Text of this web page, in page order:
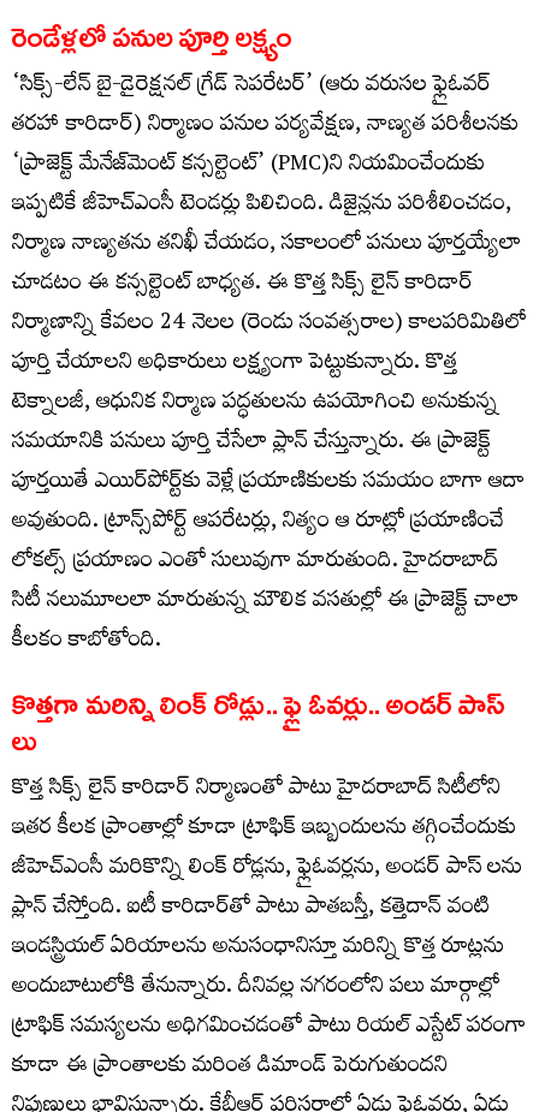
రెండేళ్లలో పనుల పూర్తి లక్ష్యం
‘సిక్స్-లేన్ బై-డైరెక్షనల్ గ్రేడ్ సెపరేటర్’ (ఆరు వరుసల ఫ్లైఓవర్
తరహా కారిడార్) నిర్మాణం పనుల పర్యవేక్షణ, నాణ్యత పరిశీలనకు
‘ప్రాజెక్ట్ మేనేజ్‌మెంట్ కన్సల్టెంట్’ (PMC)ని నియమించేందుకు
ఇప్పటికే జీహెచ్ఎంసీ టెండర్లు పిలిచింది. డిజైన్లను పరిశీలించడం,
నిర్మాణ నాణ్యతను తనిఖీ చేయడం, సకాలంలో పనులు పూర్తయ్యేలా
చూడటం ఈ కన్సల్టెంట్ బాధ్యత. ఈ కొత్త సిక్స్ లైన్ కారిడార్
నిర్మాణాన్ని కేవలం 24 నెలల (రెండు సంవత్సరాల) కాలపరిమితిలో
పూర్తి చేయాలని అధికారులు లక్ష్యంగా పెట్టుకున్నారు. కొత్త
టెక్నాలజీ, ఆధునిక నిర్మాణ పద్ధతులను ఉపయోగించి అనుకున్న
సమయానికి పనులు పూర్తి చేసేలా ప్లాన్ చేస్తున్నారు. ఈ ప్రాజెక్ట్
పూర్తయితే ఎయిర్‌పోర్ట్‌కు వెళ్లే ప్రయాణికులకు సమయం బాగా ఆదా
అవుతుంది. ట్రాన్స్‌పోర్ట్ ఆపరేటర్లు, నిత్యం ఆ రూట్లో ప్రయాణించే
లోకల్స్ ప్రయాణం ఎంతో సులువుగా మారుతుంది. హైదరాబాద్
సిటీ నలుమూలలా మారుతున్న మౌలిక వసతుల్లో ఈ ప్రాజెక్ట్ చాలా
కీలకం కాబోతోంది.
కొత్తగా మరిన్ని లింక్ రోడ్లు.. ఫ్లై ఓవర్లు.. అండర్ పాస్
లు
కొత్త సిక్స్ లైన్ కారిడార్ నిర్మాణంతో పాటు హైదరాబాద్ సిటీలోని
ఇతర కీలక ప్రాంతాల్లో కూడా ట్రాఫిక్ ఇబ్బందులను తగ్గించేందుకు
జీహెచ్ఎంసీ మరికొన్ని లింక్ రోడ్లను, ఫ్లైఓవర్లను, అండర్ పాస్ లను
ప్లాన్ చేస్తోంది. ఐటీ కారిడార్‌తో పాటు పాతబస్తీ, కత్తెదాన్ వంటి
ఇండస్ట్రియల్ ఏరియాలను అనుసంధానిస్తూ మరిన్ని కొత్త రూట్లను
అందుబాటులోకి తేనున్నారు. దీనివల్ల నగరంలోని పలు మార్గాల్లో
ట్రాఫిక్ సమస్యలను అధిగమించడంతో పాటు రియల్ ఎస్టేట్ పరంగా
కూడా ఈ ప్రాంతాలకు మరింత డిమాండ్ పెరుగుతుందని